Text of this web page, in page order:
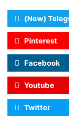
(New)
Pinterest
Facebook
Youtube
Twitter